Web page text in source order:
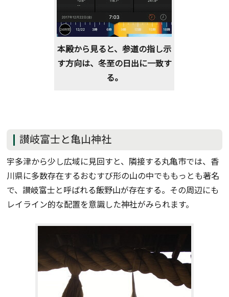
本殿から見ると、参道の指し示
す方向は、冬至の日出に一致す
る。
讃岐富士と亀山神社
宇多津から少し広域に見回すと、隣接する丸亀市では、香
川県に多数存在するおむすび形の山の中でももっとも著名
で、讃岐富士と呼ばれる飯野山が存在する。その周辺にも
レイライン的な配置を意識した神社がみられます。